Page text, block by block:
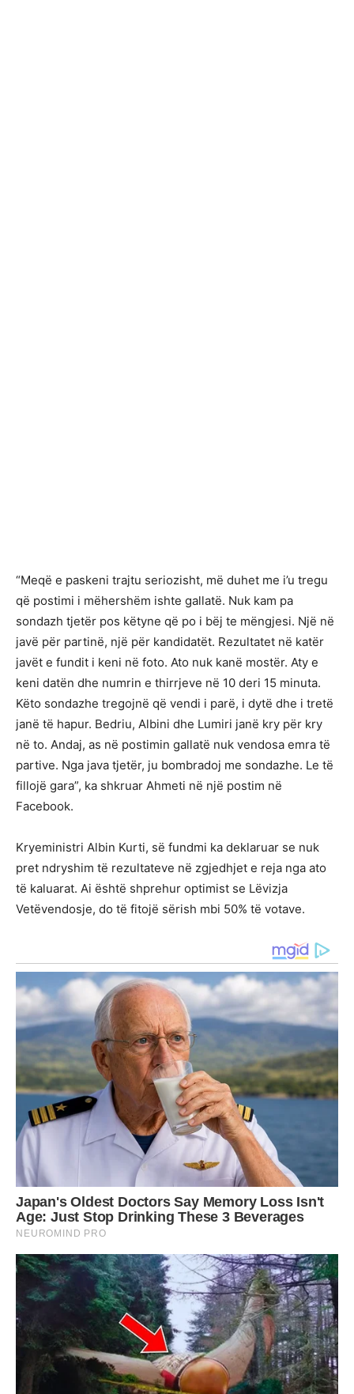
“Meqë e paskeni trajtu seriozisht, më duhet me i’u tregu
që postimi i mëhershëm ishte gallatë. Nuk kam pa
sondazh tjetër pos këtyne që po i bëj te mëngjesi. Një në
javë për partinë, një për kandidatët. Rezultatet në katër
javët e fundit i keni në foto. Ato nuk kanë mostër. Aty e
keni datën dhe numrin e thirrjeve në 10 deri 15 minuta.
Këto sondazhe tregojnë që vendi i parë, i dytë dhe i tretë
janë të hapur. Bedriu, Albini dhe Lumiri janë kry për kry
në to. Andaj, as në postimin gallatë nuk vendosa emra të
partive. Nga java tjetër, ju bombradoj me sondazhe. Le të
fillojë gara”, ka shkruar Ahmeti në një postim në
Facebook.
Kryeministri Albin Kurti, së fundmi ka deklaruar se nuk
pret ndryshim të rezultateve në zgjedhjet e reja nga ato
të kaluarat. Ai është shprehur optimist se Lëvizja
Vetëvendosje, do të fitojë sërish mbi 50% të votave.